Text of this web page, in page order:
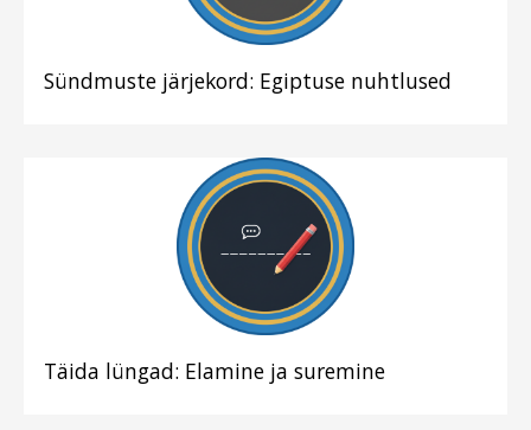
Sündmuste järjekord: Egiptuse nuhtlused
Täida lüngad: Elamine ja suremine